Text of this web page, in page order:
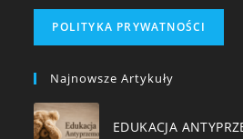
POLITYKA PRYWATNOŚCI
Najnowsze Artykuły
EDUKACJA